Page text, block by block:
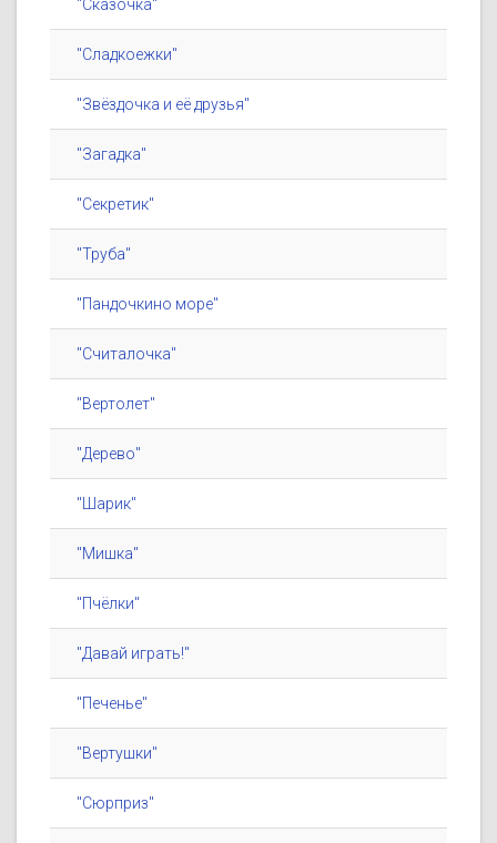
"Сказочка"
"Сладкоежки"
"Звёздочка и её друзья"
"Загадка"
"Секретик"
"Труба"
"Пандочкино море"
"Считалочка"
"Вертолет"
"Дерево"
"Шарик"
"Мишка"
"Пчёлки"
"Давай играть!"
"Печенье"
"Вертушки"
"Сюрприз"